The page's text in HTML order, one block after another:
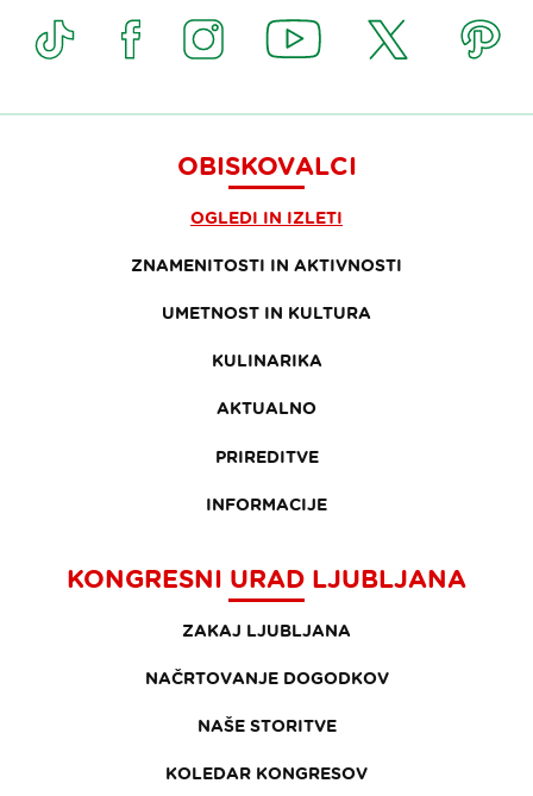
OBISKOVALCI
OGLEDI IN IZLETI
ZNAMENITOSTI IN AKTIVNOSTI
UMETNOST IN KULTURA
KULINARIKA
AKTUALNO
PRIREDITVE
INFORMACIJE
KONGRESNI URAD LJUBLJANA
ZAKAJ LJUBLJANA
NAČRTOVANJE DOGODKOV
NAŠE STORITVE
KOLEDAR KONGRESOV